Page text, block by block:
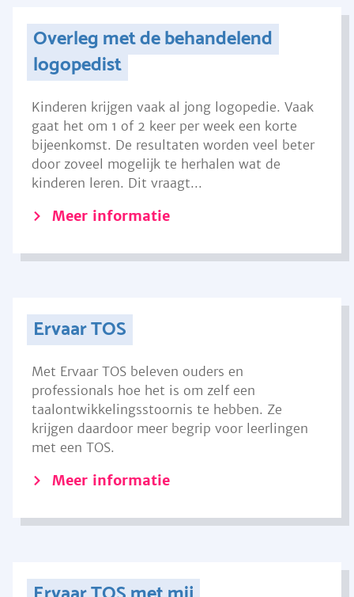
Overleg met de behandelend
logopedist
Kinderen krijgen vaak al jong logopedie. Vaak
gaat het om 1 of 2 keer per week een korte
bijeenkomst. De resultaten worden veel beter
door zoveel mogelijk te herhalen wat de
kinderen leren. Dit vraagt...
Meer informatie
Ervaar TOS
Met Ervaar TOS beleven ouders en
professionals hoe het is om zelf een
taalontwikkelingsstoornis te hebben. Ze
krijgen daardoor meer begrip voor leerlingen
met een TOS.
Meer informatie